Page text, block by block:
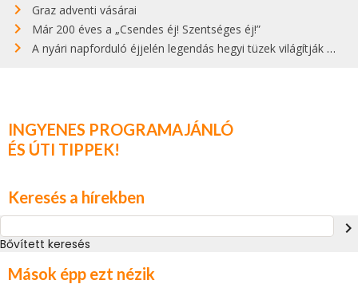
Graz adventi vásárai
Már 200 éves a „Csendes éj! Szentséges éj!”
A nyári napforduló éjjelén legendás hegyi tüzek világítják meg Zugspitzét
INGYENES PROGRAMAJÁNLÓ
ÉS ÚTI TIPPEK!
Keresés a hírekben
navigate_next
Bővített keresés
Mások épp ezt nézik